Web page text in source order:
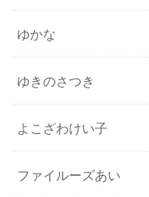
ゆかな
ゆきのさつき
よこざわけい子
ファイルーズあい